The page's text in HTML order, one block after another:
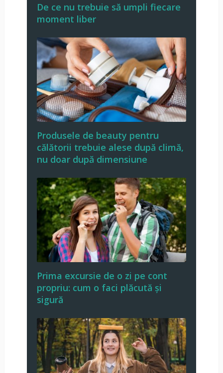
De ce nu trebuie să umpli fiecare
moment liber
Produsele de beauty pentru
călătorii trebuie alese după climă,
nu doar după dimensiune
Prima excursie de o zi pe cont
propriu: cum o faci plăcută și
sigură